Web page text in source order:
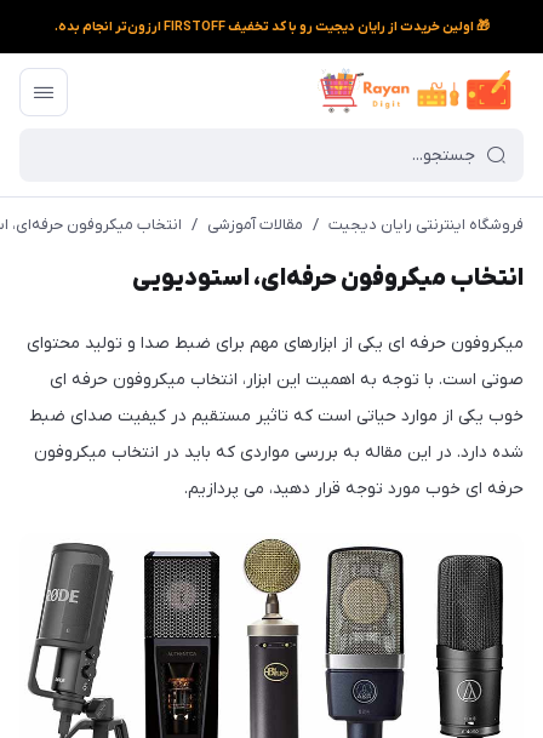
🎁 اولین خریدت از رایان دیجیت رو با کد تخفیف FIRSTOFF ارزون‌تر انجام بده.
فروشگاه اینترنتی رایان دیجیت / مقالات آموزشی / انتخاب میکروفون حرفه‌ای،
انتخاب میکروفون حرفه‌ای، استودیویی
میکروفون حرفه ای یکی از ابزارهای مهم برای ضبط صدا و تولید محتوای
صوتی است. با توجه به اهمیت این ابزار، انتخاب میکروفون حرفه ای
خوب یکی از موارد حیاتی است که تاثیر مستقیم در کیفیت صدای ضبط
شده دارد. در این مقاله به بررسی مواردی که باید در انتخاب میکروفون
حرفه ای خوب مورد توجه قرار دهید، می پردازیم.